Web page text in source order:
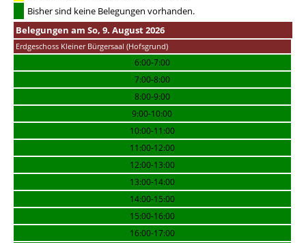
Bisher sind keine Belegungen vorhanden.
Belegungen am So, 9. August 2026
Erdgeschoss Kleiner Bürgersaal (Hofsgrund)
6:00-7:00
7:00-8:00
8:00-9:00
9:00-10:00
10:00-11:00
11:00-12:00
12:00-13:00
13:00-14:00
14:00-15:00
15:00-16:00
16:00-17:00